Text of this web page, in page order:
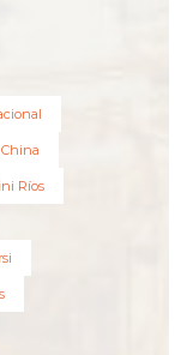
China
Ríos